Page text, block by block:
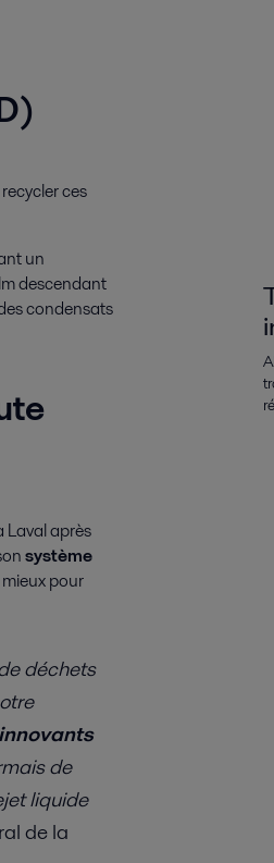
ces
un
descendant
condensats
Laval après
système
pour
déchets
de
liquide
de la